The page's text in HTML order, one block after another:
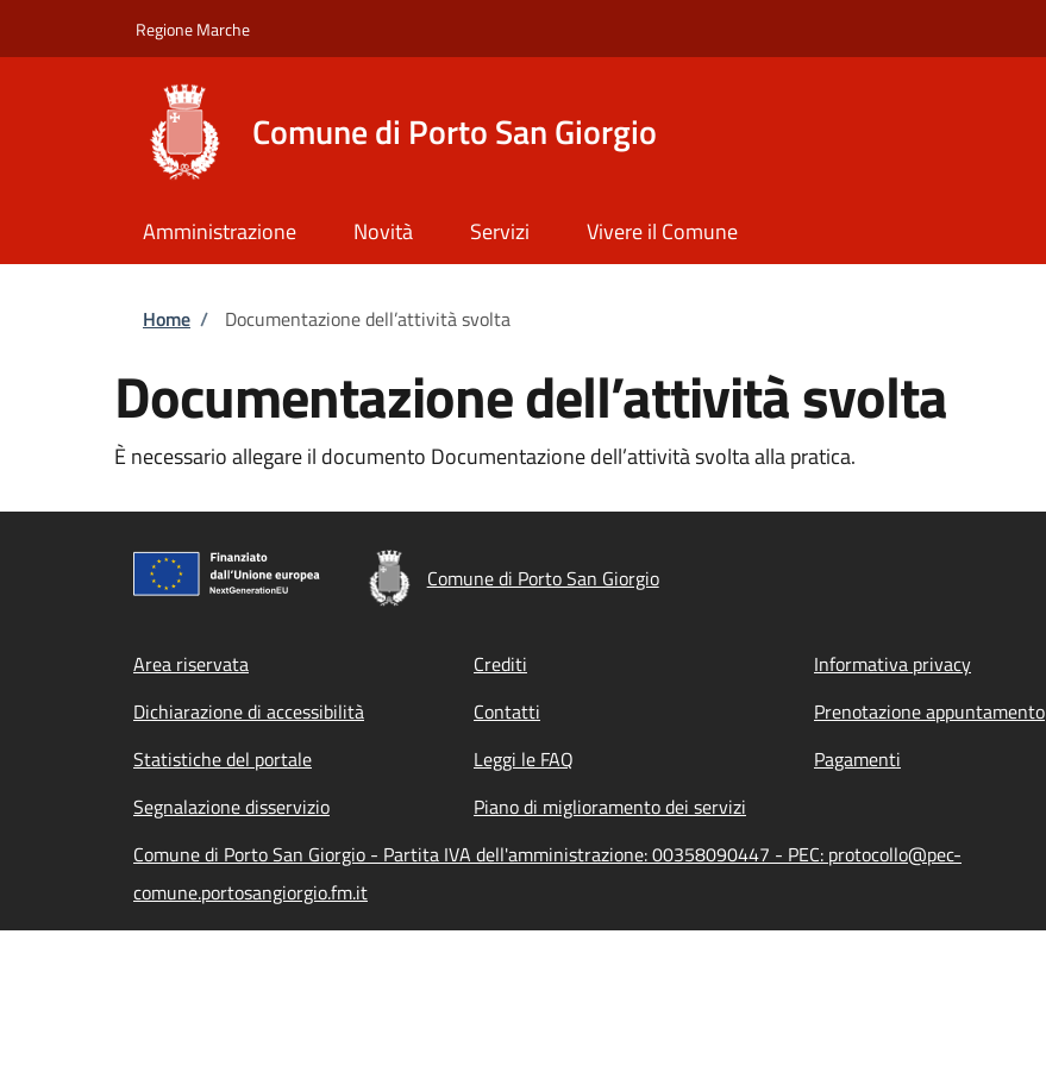
Regione Marche
Comune di Porto San Giorgio
Amministrazione Novità Servizi Vivere il Comune
Briciole di pane
Home / Documentazione dell’attività svolta
Documentazione dell’attività svolta
È necessario allegare il documento Documentazione dell’attività svolta alla pratica.
Comune di Porto San Giorgio
Footer menu
Area riservata Crediti Informativa privacy
Dichiarazione di accessibilità
Contatti Prenotazione appuntamento
Statistiche del portale
Leggi le FAQ Pagamenti
Segnalazione disservizio
Piano di miglioramento dei servizi
Comune di Porto San Giorgio - Partita IVA dell'amministrazione: 00358090447 - PEC: protocollo@pec-
comune.portosangiorgio.fm.it